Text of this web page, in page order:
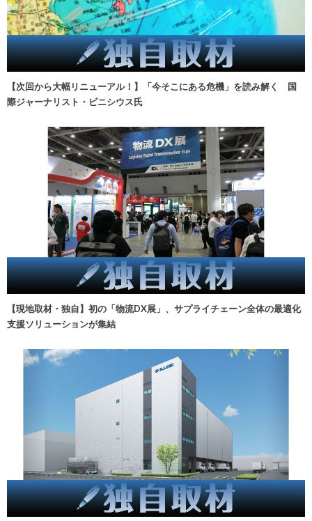
【次回から大幅リニューアル！】「今そこにある危機」を読み解く 国
際ジャーナリスト・ビニシウス氏
【現地取材・独自】初の「物流DX展」、サプライチェーン全体の最適化
支援ソリューションが集結